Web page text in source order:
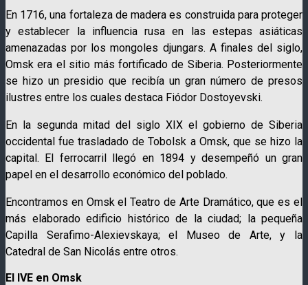
En 1716, una fortaleza de madera es construida para proteger
y establecer la influencia rusa en las estepas asiáticas
amenazadas por los mongoles djungars. A finales del siglo,
Omsk era el sitio más fortificado de Siberia. Posteriormente
se hizo un presidio que recibía un gran número de presos
ilustres entre los cuales destaca Fiódor Dostoyevski.
En la segunda mitad del siglo XIX el gobierno de Siberia
occidental fue trasladado de Tobolsk a Omsk, que se hizo la
capital. El ferrocarril llegó en 1894 y desempeñó un gran
papel en el desarrollo económico del poblado.
Encontramos en Omsk el Teatro de Arte Dramático, que es el
más elaborado edificio histórico de la ciudad; la pequeña
Capilla Serafimo-Alexievskaya; el Museo de Arte, y la
Catedral de San Nicolás entre otros.
El IVE en Omsk